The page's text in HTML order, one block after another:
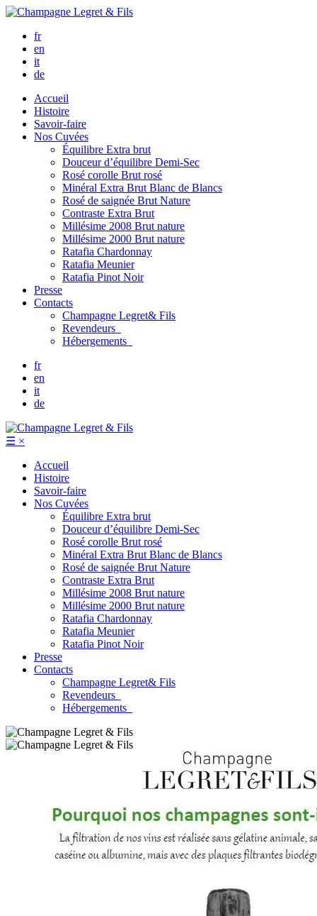
fr
en
it
de
Accueil
Histoire
Savoir-faire
Nos Cuvées
Équilibre Extra brut
Douceur d’équilibre Demi-Sec
Rosé corolle Brut rosé
Minéral Extra Brut Blanc de Blancs
Rosé de saignée Brut Nature
Contraste Extra Brut
Millésime 2008 Brut nature
Millésime 2000 Brut nature
Ratafia Chardonnay
Ratafia Meunier
Ratafia Pinot Noir
Presse
Contacts
Champagne Legret& Fils
Revendeurs
Hébergements
fr
en
it
de
☰ ×
Accueil
Histoire
Savoir-faire
Nos Cuvées
Équilibre Extra brut
Douceur d’équilibre Demi-Sec
Rosé corolle Brut rosé
Minéral Extra Brut Blanc de Blancs
Rosé de saignée Brut Nature
Contraste Extra Brut
Millésime 2008 Brut nature
Millésime 2000 Brut nature
Ratafia Chardonnay
Ratafia Meunier
Ratafia Pinot Noir
Presse
Contacts
Champagne Legret& Fils
Revendeurs
Hébergements